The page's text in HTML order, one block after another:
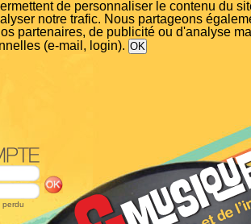
de personnaliser le contenu du
notre trafic. Nous partageons
partenaires, de publicité ou d'analyse
(e-mail, login).
perdu